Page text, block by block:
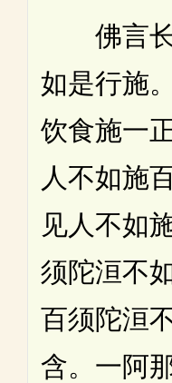
佛言长
如是行施
饮食施一
人不如施
见人不如
须陀洹不
百须陀洹
含。一阿